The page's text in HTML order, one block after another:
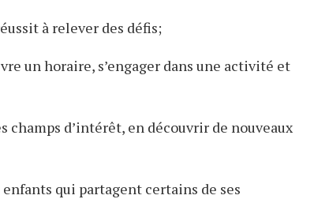
à relever des défis;
un horaire, s’engager dans une activité et
champs d’intérêt, en découvrir de nouveaux
qui partagent certains de ses